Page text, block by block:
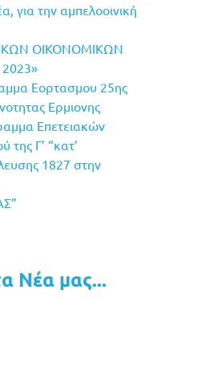
για την αμπελοοινική
ΟΙΚΟΝΟΜΙΚΩΝ
Εορτασμου 25ης
Ερμιονης
Επετειακών
Γ’ “κατ’
1827 στην
Νέα μας...